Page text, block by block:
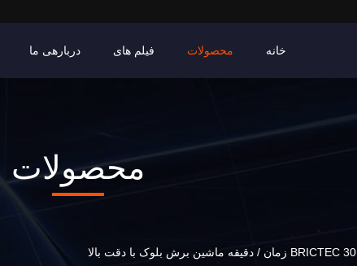
خانه محصولات فیلم های دربارهی ما
محصولات
BRICTEC 30 زمان / دقیقه ماشین برش بلوک با دقت بالا